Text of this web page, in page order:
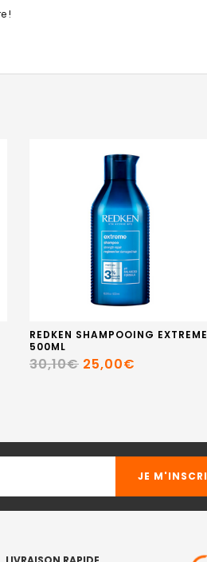
!
REDKEN SHAMPOOING EXTREME
500ML
30,10€ 25,00€